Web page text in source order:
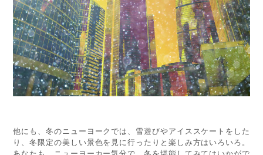
他にも、冬のニューヨークでは、雪遊びやアイススケートをした
り、冬限定の美しい景色を見に行ったりと楽しみ方はいろいろ。